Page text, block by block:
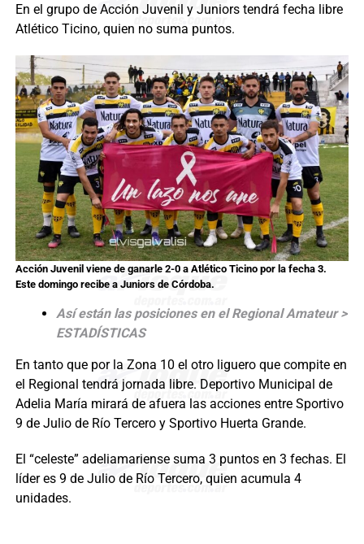
En el grupo de Acción Juvenil y Juniors tendrá fecha libre
Atlético Ticino, quien no suma puntos.
Acción Juvenil viene de ganarle 2-0 a Atlético Ticino por la fecha 3.
Este domingo recibe a Juniors de Córdoba.
Así están las posiciones en el Regional Amateur >
ESTADÍSTICAS
En tanto que por la Zona 10 el otro liguero que compite en
el Regional tendrá jornada libre. Deportivo Municipal de
Adelia María mirará de afuera las acciones entre Sportivo
9 de Julio de Río Tercero y Sportivo Huerta Grande.
El “celeste” adeliamariense suma 3 puntos en 3 fechas. El
líder es 9 de Julio de Río Tercero, quien acumula 4
unidades.